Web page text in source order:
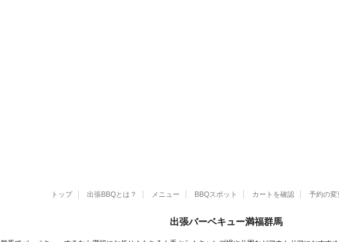
トップ 出張BBQとは？ メニュー BBQスポット カートを確認 予約の変
出張バーベキュー満福群馬